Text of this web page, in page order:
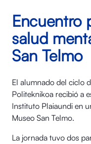
Encuentro
salud
San Telmo
El alumnado del ciclo
Politeknikoa recibió a
Instituto Plaiaundi en
Museo San Telmo.
La jornada tuvo dos